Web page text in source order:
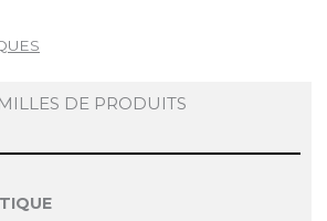
DE PRODUITS